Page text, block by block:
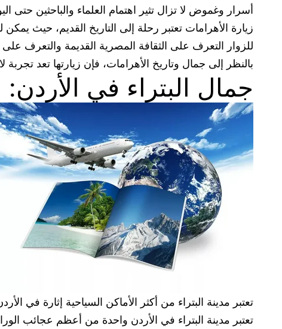
أسرار وغموض لا تزال تثير اهتمام العلماء والباحثين حتى
زيارة الأهرامات تعتبر رحلة إلى التاريخ القديم، حيث
للزوار التعرف على الثقافة المصرية القديمة والتعرف
بالنظر إلى جمال وتاريخ الأهرامات، فإن زيارتها تعد
جمال البتراء في
تعتبر مدينة البتراء من أكثر الأماكن السياحية إثارة في
تعتبر مدينة البتراء في الأردن واحدة من أعظم عجائب